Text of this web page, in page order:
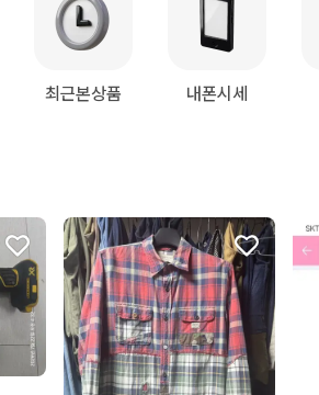
최근본상품 내폰시세